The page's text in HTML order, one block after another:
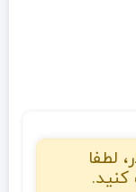
لطفا